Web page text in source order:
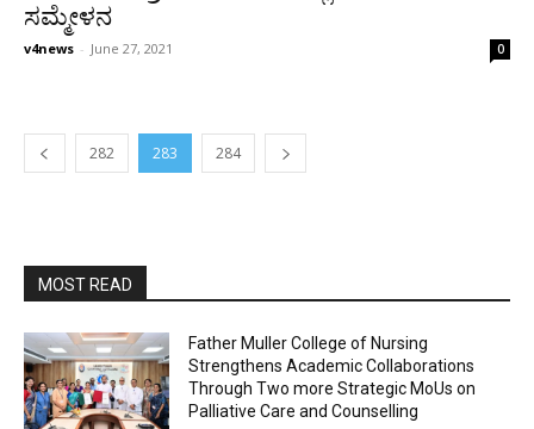
ಸಮ್ಮೇಳನ
v4news - June 27, 2021 0
282 283 284
MOST READ
Father Muller College of Nursing
Strengthens Academic Collaborations
Through Two more Strategic MoUs on
Palliative Care and Counselling